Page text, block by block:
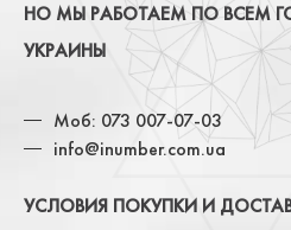
НО МЫ РАБОТАЕМ ПО ВСЕМ
УКРАИНЫ
Моб: 073 007-07-03
info@inumber.com.ua
УСЛОВИЯ ПОКУПКИ И